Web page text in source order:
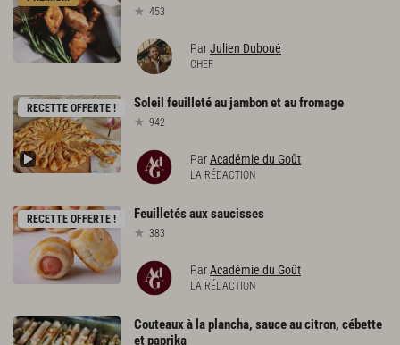
453
ParJulien Duboué
CHEF
RECETTE OFFERTE ! Soleil feuilletéaujambonetaufromage
942
ParAcadémie du Goût
LA RÉDACTION
RECETTE OFFERTE ! Feuilletésauxsaucisses
383
ParAcadémie du Goût
LA RÉDACTION
Couteauxà laplancha, sauceaucitron, cébette
etpaprika